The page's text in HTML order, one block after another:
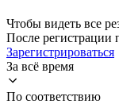
Чтобы видеть все
После регистрации
Зарегистрироваться
За всё время
По соответствию